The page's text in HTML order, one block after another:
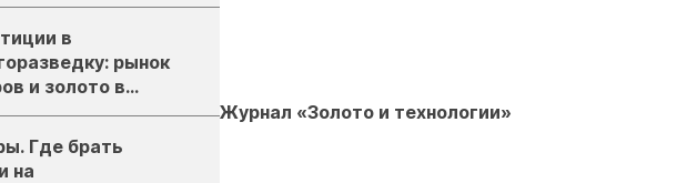
в
рынок
и золото в
Где брать
на
Журнал «Золото и технологии»